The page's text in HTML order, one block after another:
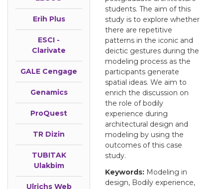
Erih Plus
ESCI -
Clarivate
GALE Cengage
Genamics
ProQuest
TR Dizin
TUBITAK
Ulakbim
Ulrichs Web
students. The aim of this
study is to explore whether
there are repetitive
patterns in the iconic and
deictic gestures during the
modeling process as the
participants generate
spatial ideas. We aim to
enrich the discussion on
the role of bodily
experience during
architectural design and
modeling by using the
outcomes of this case
study.
Keywords: Modeling in
design, Bodily experience,